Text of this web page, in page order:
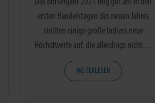
Das Börsenjahr 2021 fing gut an! In den
ersten Handelstagen des neuen Jahres
stellten einige große Indizes neue
Höchstwerte auf, die allerdings nicht…
WEITERLESEN